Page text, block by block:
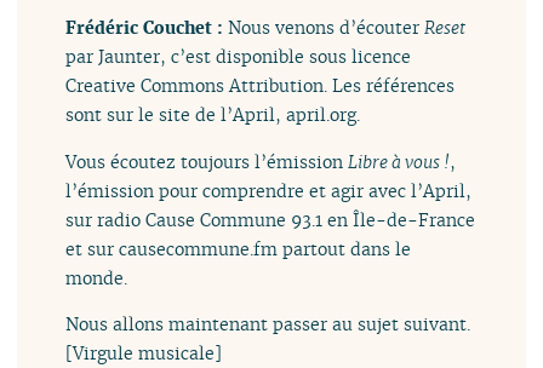
Frédéric Couchet :Nous venons d’écouterReset
par Jaunter, c’est disponible sous licence
Creative Commons Attribution. Les références
sont sur le site de l’April, april.org.
Vous écoutez toujours l’émission Libre à vous !,
l’émission pour comprendre et agir avec l’April,
sur radio Cause Commune 93.1 en Île-de-France
et sur causecommune.fm partout dans le
monde.
Nous allons maintenant passer au sujet suivant.
[Virgule musicale]